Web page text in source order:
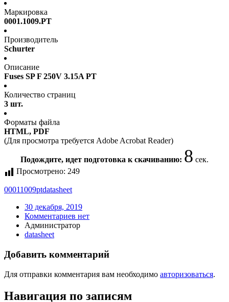
Маркировка
0001.1009.PT
Производитель
Schurter
Описание
Fuses SP F 250V 3.15A PT
Количество страниц
3 шт.
Форматы файла
HTML, PDF
(Для просмотра требуется Adobe Acrobat Reader)
Подождите, идет подготовка к скачиванию: 7 сек.
Просмотрено: 249
00011009ptdatasheet
30 декабря, 2019
Комментариев нет
Администратор
datasheet
Добавить комментарий
Для отправки комментария вам необходимо авторизоваться.
Навигация по записям